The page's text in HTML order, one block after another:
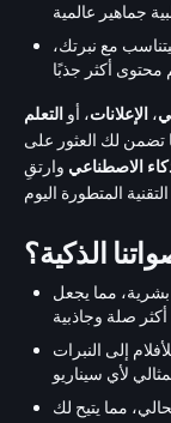
مع نبرتك،
، الإعلانات، أو التعلم
تضمن لك العثور على
الاصطناعي وارتقِ
الذكية؟
بشرية، مما يجعل
إلى النبرات
مما يتيح لك